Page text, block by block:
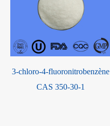
3-chloro-4-fluoronitrobenzène
CAS 350-30-1